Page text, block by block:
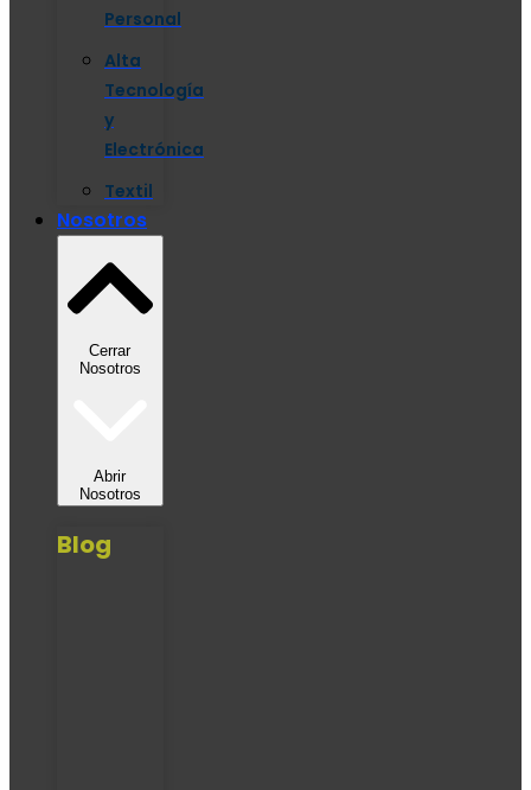
Personal
Alta
Tecnología
y
Electrónica
Textil
Nosotros
Cerrar
Nosotros
Abrir
Nosotros
Blog